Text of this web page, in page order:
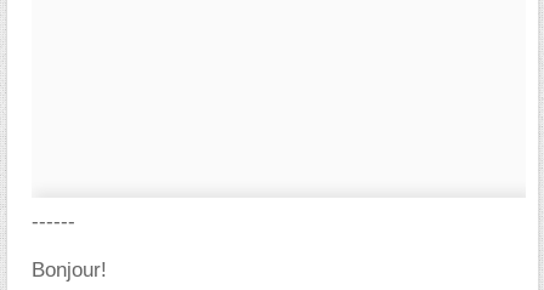
------
Bonjour!